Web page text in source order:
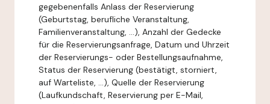
gegebenenfalls Anlass der Reservierung
(Geburtstag, berufliche Veranstaltung,
Familienveranstaltung, ...), Anzahl der Gedecke
für die Reservierungsanfrage, Datum und Uhrzeit
der Reservierungs- oder Bestellungsaufnahme,
Status der Reservierung (bestätigt, storniert,
auf Warteliste, ...), Quelle der Reservierung
(Laufkundschaft, Reservierung per E-Mail,